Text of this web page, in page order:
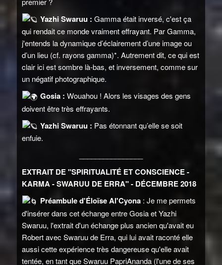
Yazhi Swaruu : Gamma était inversé, c'est ça
qui rendait ce monde vraiment effrayant. Par Gamma,
j'entends la dynamique d’éclairement d’une image ou
d’un lieu (cf. rayons gamma)*. Autrement dit, ce qui est
clair ici est sombre là-bas, et inversement, comme sur
un négatif photographique.
Gosia : Wouahou ! Alors les visages des gens
doivent être très effrayants.
Yazhi Swaruu : Pas étonnant qu’elle se soit
enfuie.
EXTRAIT DE "SPIRITUALITÉ ET CONSCIENCE -
KARMA - SWARUU DE ERRA" - DÉCEMBRE 2018
Préambule d'Éloïse Al'Cyona : Je me permets
d'insérer dans cet échange entre Gosia et Yazhi
Swaruu, l'extrait d'un échange plus ancien qu'avait eu
Robert avec Swaruu de Erra, qui lui avait raconté elle
aussi cette expérience très dangereuse qu'elle avait
tentée, en tant que Swaruu PapriAnanda (l'une de ses